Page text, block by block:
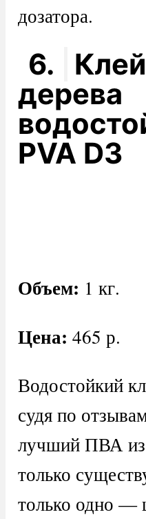
дозатора.
6.
дерева
PVA D3
Объем: 1 кг.
Цена: 465 р.
Водостойкий
судя по
лучший ПВА из
только
только одно —